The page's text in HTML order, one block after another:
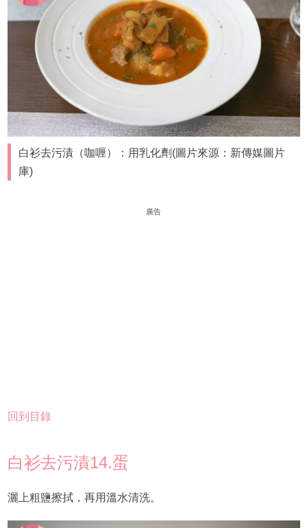
白衫去污漬（咖喱）：用乳化劑(圖片來源：新傳媒圖片
庫)
廣告
回到目錄
白衫去污漬14.蛋
灑上粗鹽擦拭，再用溫水清洗。